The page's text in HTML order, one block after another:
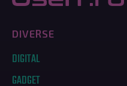
DIVERSE
DIGITAL
GADGET